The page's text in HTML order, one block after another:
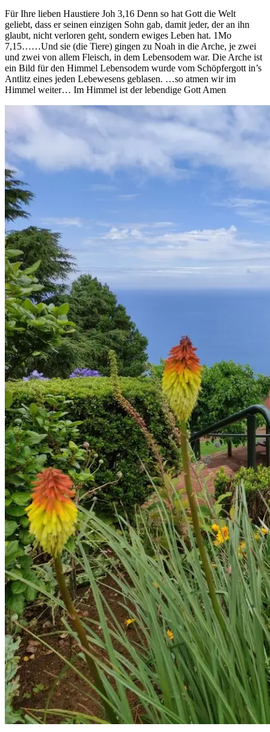
Für Ihre lieben Haustiere Joh 3,16 Denn so hat Gott die Welt
geliebt, dass er seinen einzigen Sohn gab, damit jeder, der an ihn
glaubt, nicht verloren geht, sondern ewiges Leben hat. 1Mo
7,15……Und sie (die Tiere) gingen zu Noah in die Arche, je zwei
und zwei von allem Fleisch, in dem Lebensodem war. Die Arche ist
ein Bild für den Himmel Lebensodem wurde vom Schöpfergott in’s
Antlitz eines jeden Lebewesens geblasen. …so atmen wir im
Himmel weiter… Im Himmel ist der lebendige Gott Amen